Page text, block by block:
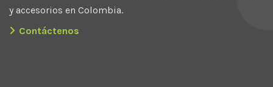
y accesorios en Colombia.
Contáctenos